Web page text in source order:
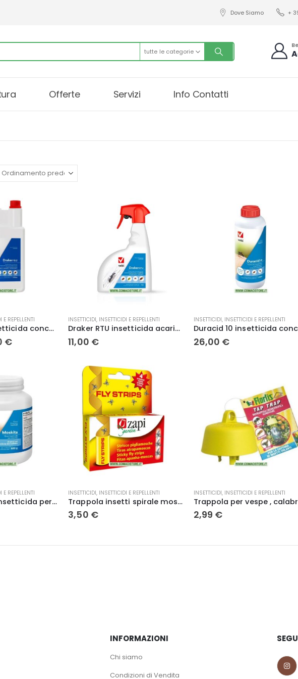
Dove Siamo +
tutte le categorie
Offerte Servizi Info Contatti
E REPELLENTI
Draker 10.2 insetticida concentrato microincapsulato Vebi 1 Lt
€.
€Il
47,00 €.
INSETTICIDI, INSETTICIDI E REPELLENTI
Draker RTU insetticida acaricida liquido Vebi 1 Lt
11,00 €
INSETTICIDI, INSETTICIDI E REPELLENTI
26,00 €
E REPELLENTI
Moskita Esca insetticida per mosche 300 gr Vebi
INSETTICIDI, INSETTICIDI E REPELLENTI
Trappola insetti spirale mosche 4 pz. – Zapi
3,50 €
INSETTICIDI, INSETTICIDI E REPELLENTI
2,99 €
INFORMAZIONI
Chi siamo
Condizioni di Vendita